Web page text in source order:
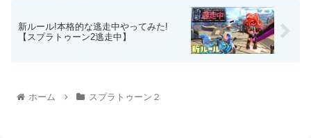
新ルール!本格的な逃走中やってみた!
【スプラトゥーン2逃走中】
ホーム スプラトゥーン２